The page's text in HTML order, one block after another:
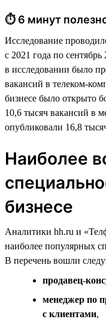
⏱ 6 минут
Исследование
с 2021 года по
в исследовании было
вакансий в телеком-
бизнесе было открыто
10,6 тысяч вакансий в
опубликовали 16,8
Наиболее
бизнесе
Аналитики hh.ru и
наиболее популярных
В перечень вошли
продавец-
менеджер по
с клиентами,